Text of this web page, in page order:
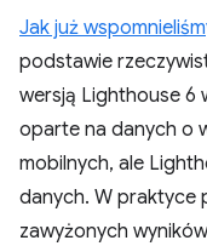
Jak już
podstawie
wersją Lighthouse 6
oparte na danych o
mobilnych, ale
danych. W praktyce
zawyżonych